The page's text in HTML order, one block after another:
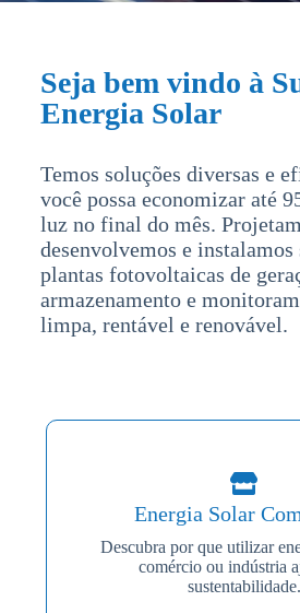
Seja bem vindo à
Energia Solar
Temos soluções diversas e
você possa economizar até
luz no final do mês.
desenvolvemos e instalamos
plantas fotovoltaicas de
armazenamento e
limpa, rentável e renovável.
Energia Solar
Descubra por que utilizar
comércio ou indústria
sustentabilidade.